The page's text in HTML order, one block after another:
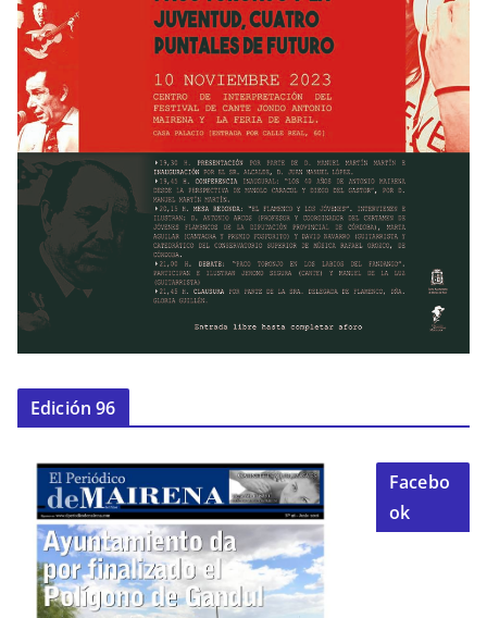
Edición 96
Facebo
ok